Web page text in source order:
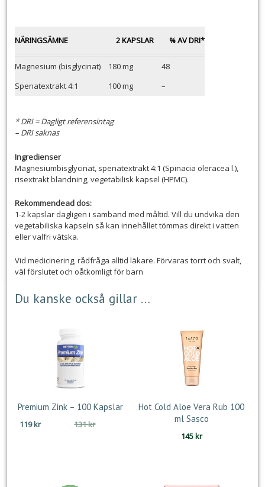
NÄRINGSÄMNE 2 KAPSLAR % AV DRI*
Magnesium (bisglycinat) 180 mg
48
Spenatextrakt 4:1
100 mg –
* DRI = Dagligt referensintag
– DRI saknas
Ingredienser
Magnesiumbisglycinat, spenatextrakt 4:1 (Spinacia oleracea l.),
risextrakt blandning, vegetabilisk kapsel (HPMC).
Rekommendead dos:
1-2 kapslar dagligen i samband med måltid. Vill du undvika den
vegetabiliska kapseln så kan innehållet tömmas direkt i vatten
eller valfri vätska.
Vid medicinering, rådfråga alltid läkare. Förvaras torrt och svalt,
väl förslutet och oåtkomligt för barn
Du kanske också gillar …
Premium Zink – 100 Kapslar
131krDet
119kr
Det
Hot Cold Aloe Vera Rub 100
ml Sasco
145kr